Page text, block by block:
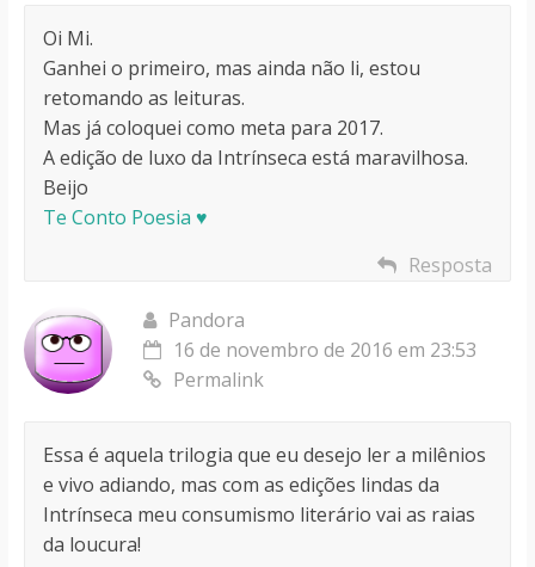
Oi Mi.
Ganhei o primeiro, mas ainda não li, estou
retomando as leituras.
Mas já coloquei como meta para 2017.
A edição de luxo da Intrínseca está maravilhosa.
Beijo
Te Conto Poesia ♥
Resposta
Pandora
16 de novembro de 2016 em 23:53
Permalink
Essa é aquela trilogia que eu desejo ler a milênios
e vivo adiando, mas com as edições lindas da
Intrínseca meu consumismo literário vai as raias
da loucura!